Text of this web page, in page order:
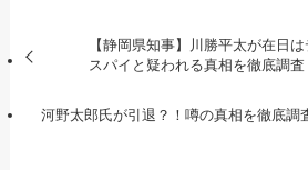
【静岡県知事】川勝平太が在日
スパイと疑われる真相を徹底調査
河野太郎氏が引退？！噂の真相を徹底調